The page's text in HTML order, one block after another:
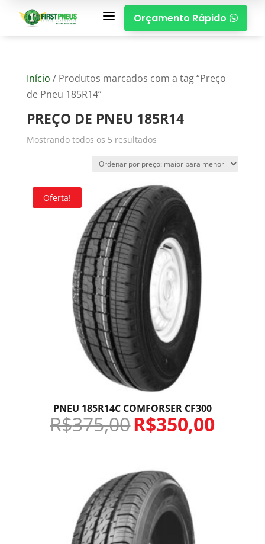
a Orçamento Rápido 
Início / Produtos marcados com a tag “Preço
de Pneu 185R14”
PREÇO DE PNEU 185R14
Mostrando todos os 5 resultados
Oferta!
PNEU 185R14C COMFORSER CF300
R$375,00R$350,00